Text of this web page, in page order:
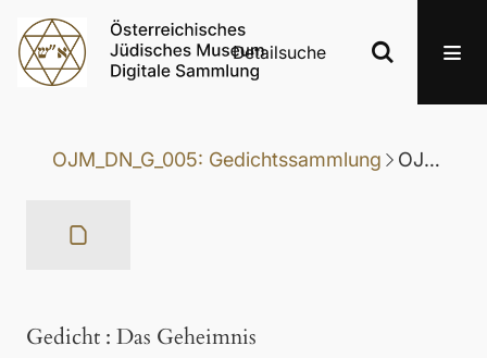
Detailsuche
OJM_DN_G_005: Gedichtssammlung OJM_DN_G_005-040: Gedicht
Gedicht : Das Geheimnis